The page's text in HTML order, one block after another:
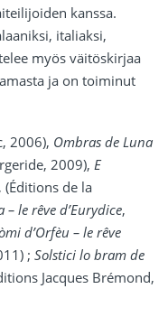
kanssa.
italiaksi,
myös väitöskirjaa
ja on toiminut
2006), Ombras de Luna
2009), E
, (Éditions de la
– le rêve d’Eurydice,
d’Orfèu – le rêve
; Solstici lo bram de
Jacques Brémond,